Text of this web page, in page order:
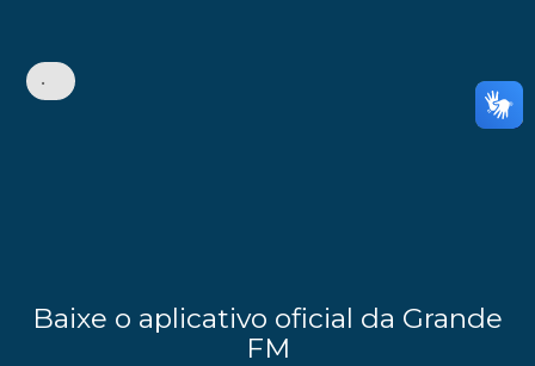
•
Baixe o aplicativo oficial da Grande
FM